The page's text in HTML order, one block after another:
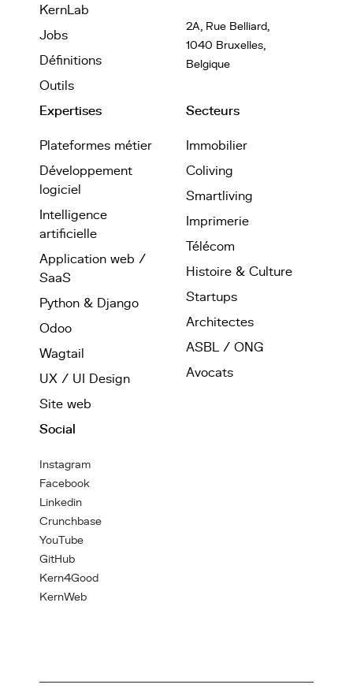
KernLab
Jobs
Définitions
Outils
2A, Rue Belliard,
1040 Bruxelles,
Belgique
Expertises
Plateformes métier
Développement
logiciel
Intelligence
artificielle
Application web /
SaaS
Python & Django
Odoo
Wagtail
UX / UI Design
Site web
Secteurs
Immobilier
Coliving
Smartliving
Imprimerie
Télécom
Histoire & Culture
Startups
Architectes
ASBL / ONG
Avocats
Social
Instagram
Facebook
Linkedin
Crunchbase
YouTube
GitHub
Kern4Good
KernWeb